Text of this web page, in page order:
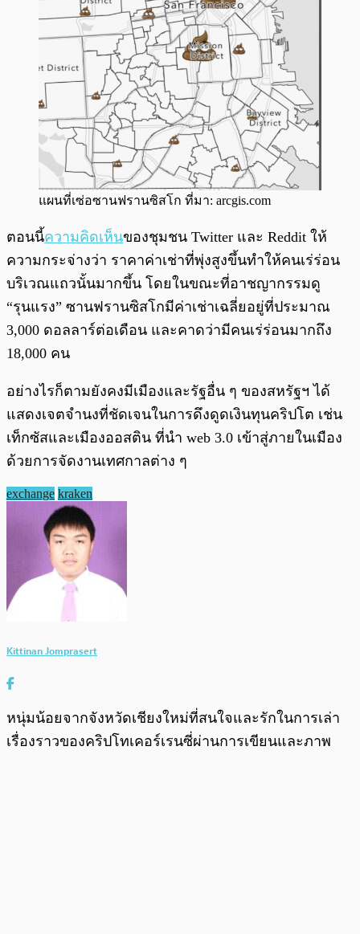
แผนที่เซ่อซานฟรานซิสโก ที่มา: arcgis.com
ตอนนี้ความคิดเห็นของชุมชน Twitter และ Reddit ให้
ความกระจ่างว่า ราคาค่าเช่าที่พุ่งสูงขึ้นทำให้คนเร่ร่อน
บริเวณแถวนั้นมากขึ้น โดยในขณะที่อาชญากรรมดู
“รุนแรง” ซานฟรานซิสโกมีค่าเช่าเฉลี่ยอยู่ที่ประมาณ
3,000 ดอลลาร์ต่อเดือน และคาดว่ามีคนเร่ร่อนมากถึง
18,000 คน
อย่างไรก็ตามยังคงมีเมืองและรัฐอื่น ๆ ของสหรัฐฯ ได้
แสดงเจตจำนงที่ชัดเจนในการดึงดูดเงินทุนคริปโต เช่น
เท็กซัสและเมืองออสติน ที่นำ web 3.0 เข้าสู่ภายในเมือง
ด้วยการจัดงานเทศกาลต่าง ๆ
exchange kraken
Kittinan Jomprasert
หนุ่มน้อยจากจังหวัดเชียงใหม่ที่สนใจและรักในการเล่า
เรื่องราวของคริปโทเคอร์เรนซี่ผ่านการเขียนและภาพ